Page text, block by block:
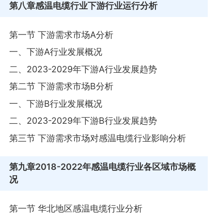
第八章感温电缆行业下游行业运行分析
第一节 下游需求市场A分析
一、下游A行业发展概况
二、2023-2029年下游A行业发展趋势
第二节 下游需求市场B分析
一、下游B行业发展概况
二、2023-2029年下游B行业发展趋势
第三节 下游需求市场对感温电缆行业影响分析
第九章2018-2022年感温电缆行业各区域市场概
况
第一节 华北地区感温电缆行业分析